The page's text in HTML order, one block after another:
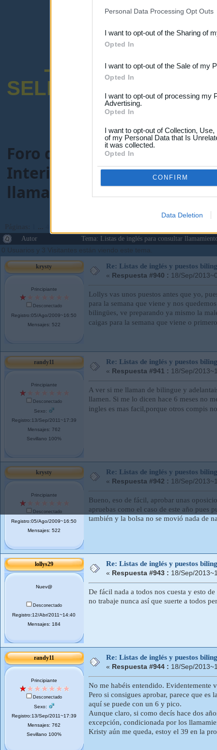
Downstream Participants
third parties.
Personal Data Processing Opt Outs
I want to opt-out of the Sharing of
Opted In
I want to opt-out of the Sale of my
Opted In
I want to opt-out of processing my
Advertising.
Opted In
I want to opt-out of Collection,
of my Personal Data that Is
it was collected.
Opted In
CONFIRM
Data Deletion
-ENCUESTA
SELECTIVO
Foro de Maestros25
Interinos-Maestros>
llamamientos.(Renovadas
Páginas: ...
Autor
Tema: Listas de inglés para consultar
0 Usuarios y 3 Visitantes están viendo este tema.
krysty
Principiante
Desconectado
Registro:05/Ago/2009~16:50
Mensajes: 522
Re: Listas de inglés y puestos
« Respuesta #940 : 18/Sep/
Lollys vas unos puestos antes que yo,
para la semana que viene y nos
bilingües, ve preparando ya mismo la
caigas para la semana que viene o
randy11
Principiante
Desconectado
Sexo:
Registro:13/Sep/2011~17:39
Mensajes: 762
Sevillano 100%
Re: Listas de inglés y puestos
« Respuesta #941 : 18/Sep/
A ver si me llaman de bilingue y
llamen. Si me lo dicen hace 6 meses no
ingles es mas facil,porque otros compis
krysty
Principiante
Desconectado
Registro:05/Ago/2009~16:50
Mensajes: 522
Re: Listas de inglés y puestos
« Respuesta #942 : 18/Sep/
Bueno, eso de fácil, aprobar unas
apruebas como el caso de este año pues
también y la bolsa no se movió nada de
lollys29
Nuev@
Desconectado
Registro:12/Abr/2011~14:40
Mensajes: 184
Re: Listas de inglés y puestos
« Respuesta #943 : 18/Sep/
De fácil nada a todos nos cuesta y esto
no trabaje nunca así que suerte a todos
randy11
Principiante
Desconectado
Sexo:
Registro:13/Sep/2011~17:39
Mensajes: 762
Sevillano 100%
Re: Listas de inglés y puestos
« Respuesta #944 : 18/Sep/
No me habéis entendido. Evidentemente
Pero si consigues aprobar, parece que es
aquí se puede con un 6 y pico.
Aunque claro, si como decís hace dos
excepción, condicionada por los
Kristy aún me queda, estoy el 39 en la